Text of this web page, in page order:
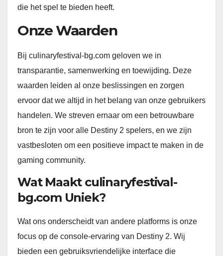
die het spel te bieden heeft.
Onze Waarden
Bij culinaryfestival-bg.com geloven we in
transparantie, samenwerking en toewijding. Deze
waarden leiden al onze beslissingen en zorgen
ervoor dat we altijd in het belang van onze gebruikers
handelen. We streven ernaar om een betrouwbare
bron te zijn voor alle Destiny 2 spelers, en we zijn
vastbesloten om een positieve impact te maken in de
gaming community.
Wat Maakt culinaryfestival-
bg.com Uniek?
Wat ons onderscheidt van andere platforms is onze
focus op de console-ervaring van Destiny 2. Wij
bieden een gebruiksvriendelijke interface die